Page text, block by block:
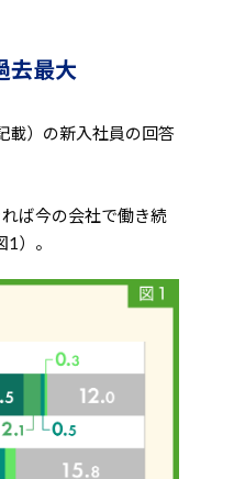
去最大
載）の新入社員の回答
ば今の会社で働き続
）。